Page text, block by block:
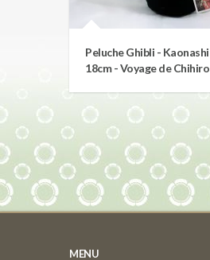
Peluche Ghibli - Kaonashi
18cm - Voyage de Chihiro
MENU